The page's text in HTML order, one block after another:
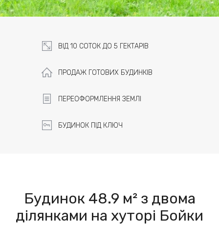
ВІД 10 СОТОК ДО 5 ГЕКТАРІВ
ПРОДАЖ ГОТОВИХ БУДИНКІВ
ПЕРЕОФОРМЛЕННЯ ЗЕМЛІ
БУДИНОК ПІД КЛЮЧ
Будинок 48.9 м² з двома
ділянками на хуторі Бойки